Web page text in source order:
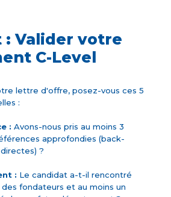
: Valider votre
C-Level
lettre d'offre, posez-vous ces 5
:
: Avons-nous pris au moins 3
approfondies (back-
?
: Le candidat a-t-il rencontré
fondateurs et au moins un